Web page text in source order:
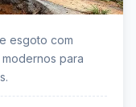
esgoto com
para